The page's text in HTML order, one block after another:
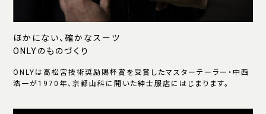
ほかにない、確かなスーツ
ONLYのものづくり
ONLYは高松宮技術奨励賜杯賞を受賞したマスターテーラー・中西
浩一が1970年、京都山科に開いた紳士服店にはじまります。